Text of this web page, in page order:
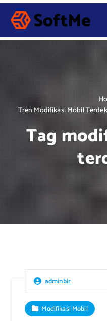
S
p
Tren Modifikasi Mobil
Tag
adminbir
Modifikasi Mobil